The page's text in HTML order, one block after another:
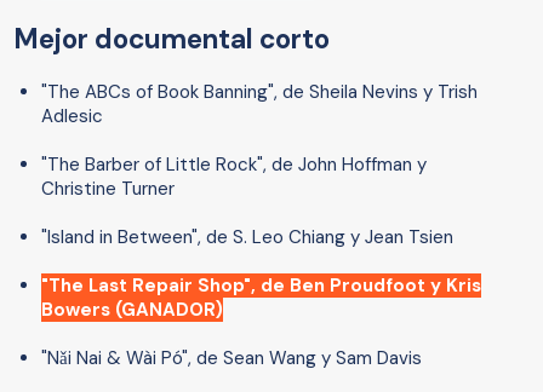
Mejor documental corto
"The ABCs of Book Banning", de Sheila Nevins y Trish
Adlesic
"The Barber of Little Rock", de John Hoffman y
Christine Turner
"Island in Between", de S. Leo Chiang y Jean Tsien
"The Last Repair Shop", de Ben Proudfoot y Kris
Bowers (GANADOR)
"Nǎi Nai & Wài Pó", de Sean Wang y Sam Davis